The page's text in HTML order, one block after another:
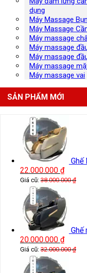
dụng
Máy Massage
Máy Massage
Máy massage
Máy massage
Máy massage
Máy massage
Máy massage vai
SẢN PHẨM MỚI
Ghế
22.000.000 ₫
Giá cũ: 38.000.000₫
Ghế
20.000.000 ₫
Giá cũ: 32.000.000₫